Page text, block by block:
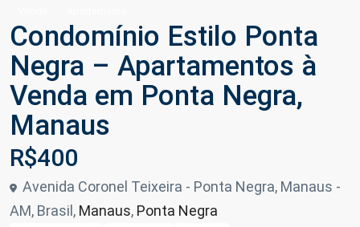
Condomínio Estilo Ponta
Negra – Apartamentos à
Venda em Ponta Negra,
Manaus
R$400
Avenida Coronel Teixeira - Ponta Negra, Manaus -
AM, Brasil, Manaus, Ponta Negra